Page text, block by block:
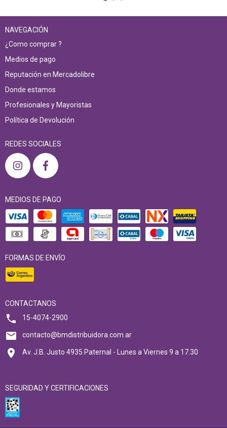
NAVEGACIÓN
¿Como comprar ?
Medios de pago
Reputación en Mercadolibre
Donde estamos
Profesionales y Mayoristas
Política de Devolución
REDES SOCIALES
MEDIOS DE PAGO
FORMAS DE ENVÍO
CONTACTANOS
15-4074-2900
contacto@bmdistribuidora.com.ar
Av. J.B. Justo 4935 Paternal - Lunes a Viernes 9 a 17.30
SEGURIDAD Y CERTIFICACIONES